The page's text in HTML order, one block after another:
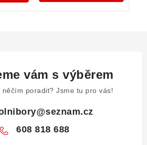
vám s výběrem
něčím poradit? Jsme tu pro vás!
@seznam.cz
608 818 688